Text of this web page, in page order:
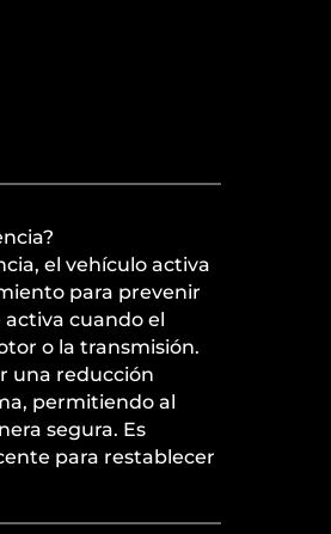
el vehículo activa
para prevenir
cuando el
o la transmisión.
una reducción
permitiendo al
segura. Es
para restablecer